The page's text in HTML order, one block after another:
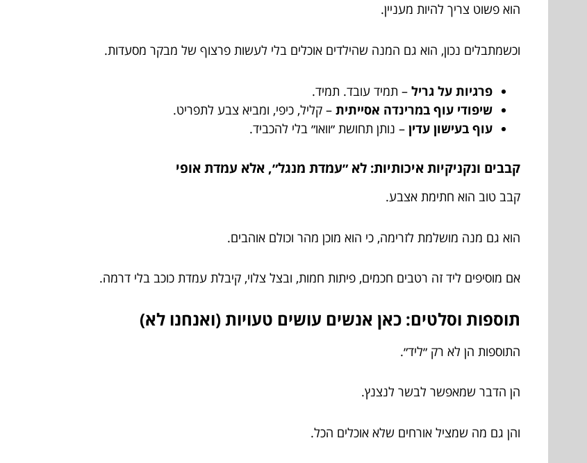
הוא פשוט צריך להיות מעניין.
וכשמתבלים נכון, הוא גם המנה שהילדים אוכלים בלי לעשות פרצוף של מבקר מסעדות.
פרגיות על גריל – תמיד עובד. תמיד.
שיפודי עוף במרינדה אסייתית – קליל, כיפי, ומביא צבע לתפריט.
עוף בעישון עדין – נותן תחושת ״וואו״ בלי להכביד.
קבבים ונקניקיות איכותיות: לא ״עמדת מנגל״, אלא עמדת אופי
קבב טוב הוא חתימת אצבע.
הוא גם מנה מושלמת לזרימה, כי הוא מוכן מהר וכולם אוהבים.
אם מוסיפים ליד זה רטבים חכמים, פיתות חמות, ובצל צלוי, קיבלת עמדת כוכב בלי דרמה.
תוספות וסלטים: כאן אנשים עושים טעויות (ואנחנו לא)
התוספות הן לא רק ״ליד״.
הן הדבר שמאפשר לבשר לנצנץ.
והן גם מה שמציל אורחים שלא אוכלים הכל.